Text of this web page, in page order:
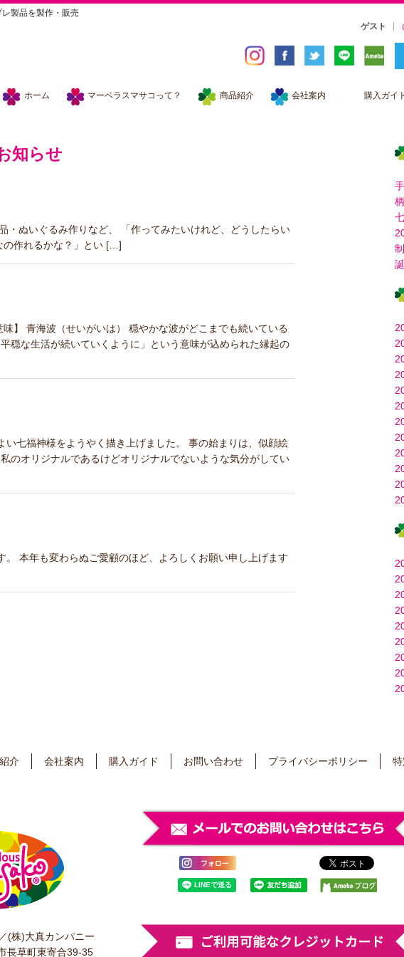
製品を製作・販売
ゲスト
ホーム マーベラスマサコって？ 商品紹介 会社案内 購入ガイ
知らせ
ぬいぐるみ作りなど、 「作ってみたいけれど、どうしたらい
の作れるかな？」とい […]
】 青海波（せいがいは） 穏やかな波がどこまでも続いている
穏な生活が続いていくように」という意味が込められた縁起の
七福神様をようやく描き上げました。 事の始まりは、似顔絵
のオリジナルであるけどオリジナルでないような気分がしてい
本年も変わらぬご愛顧のほど、よろしくお願い申し上げます
介 会社案内 購入ガイド お問い合わせ プライバシーポリシー
／(株)大真カンパニー
長草町東寄合39-35